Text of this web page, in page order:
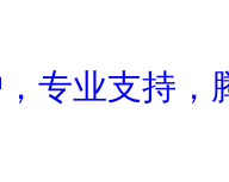
专业支持，